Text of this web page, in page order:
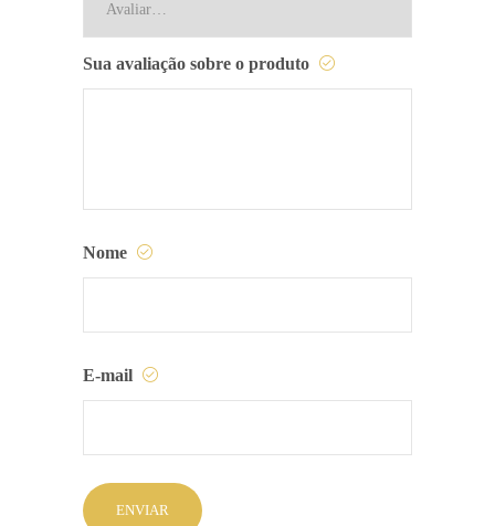
Sua avaliação sobre o produto
Nome
E-mail